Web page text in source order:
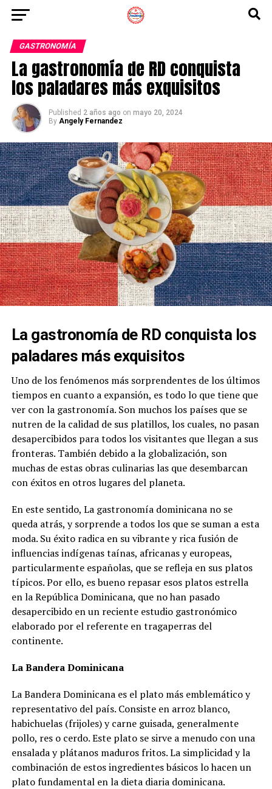
GASTRONOMÍA
La gastronomía de RD conquista
los paladares más exquisitos
Published 2 años ago on mayo 20, 2024
By Angely Fernandez
La gastronomía de RD conquista los
paladares más exquisitos
Uno de los fenómenos más sorprendentes de los últimos
tiempos en cuanto a expansión, es todo lo que tiene que
ver con la gastronomía. Son muchos los países que se
nutren de la calidad de sus platillos, los cuales, no pasan
desapercibidos para todos los visitantes que llegan a sus
fronteras. También debido a la globalización, son
muchas de estas obras culinarias las que desembarcan
con éxitos en otros lugares del planeta.
En este sentido, La gastronomía dominicana no se
queda atrás, y sorprende a todos los que se suman a esta
moda. Su éxito radica en su vibrante y rica fusión de
influencias indígenas taínas, africanas y europeas,
particularmente españolas, que se refleja en sus platos
típicos. Por ello, es bueno repasar esos platos estrella
en la República Dominicana, que no han pasado
desapercibido en un reciente estudio gastronómico
elaborado por el referente en tragaperras del
continente.
La Bandera Dominicana
La Bandera Dominicana es el plato más emblemático y
representativo del país. Consiste en arroz blanco,
habichuelas (frijoles) y carne guisada, generalmente
pollo, res o cerdo. Este plato se sirve a menudo con una
ensalada y plátanos maduros fritos. La simplicidad y la
combinación de estos ingredientes básicos lo hacen un
plato fundamental en la dieta diaria dominicana.